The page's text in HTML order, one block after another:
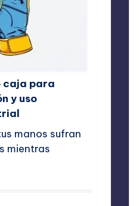
caja para
y uso
manos sufran
mientras